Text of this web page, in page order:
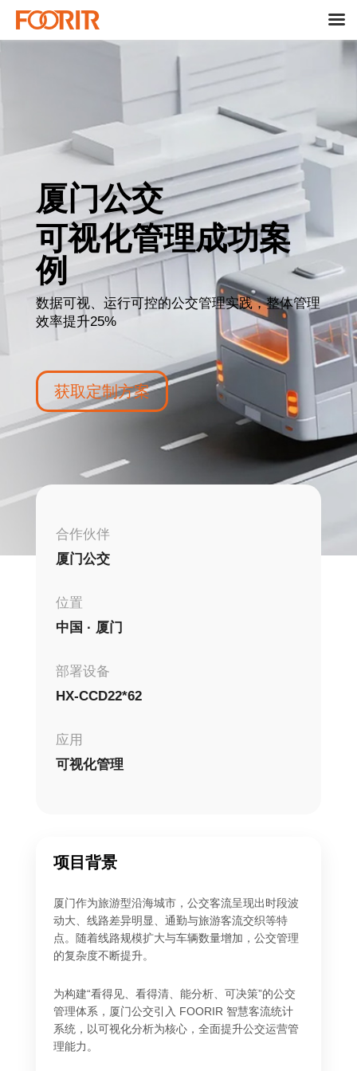
厦门公交
可视化管理成功案
例
数据可视、运行可控的公交管理实践，整体管理
效率提升25%
获取定制方案
合作伙伴
厦门公交
位置
中国 · 厦门
部署设备
HX-CCD22*62
应用
可视化管理
项目背景
厦门作为旅游型沿海城市，公交客流呈现出时段波
动大、线路差异明显、通勤与旅游客流交织等特
点。随着线路规模扩大与车辆数量增加，公交管理
的复杂度不断提升。
为构建“看得见、看得清、能分析、可决策”的公交
管理体系，厦门公交引入 FOORIR 智慧客流统计
系统，以可视化分析为核心，全面提升公交运营管
理能力。